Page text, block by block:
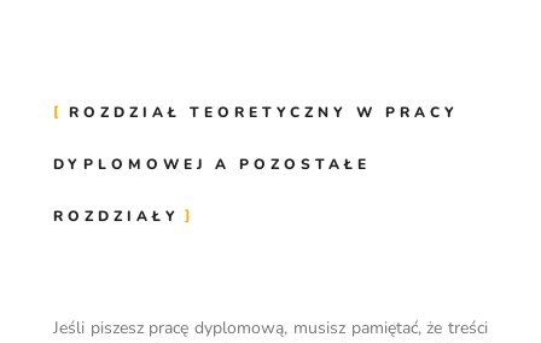
ROZDZIAŁ TEORETYCZNY W PRACY
DYPLOMOWEJ A POZOSTAŁE
ROZDZIAŁY
Jeśli piszesz pracę dyplomową, musisz pamiętać, że treści